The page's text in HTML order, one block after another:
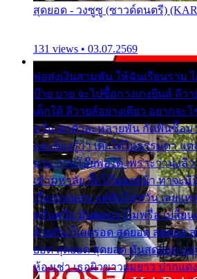
สุดยอด - วงซูซู (ซาวด์ดนตรี)
131 views • 03.07.2569
พ่อส่งเงินสามพัน ให้ฉันเรียนราม
บ๊าย บาย จะไปซื้อกางเกงยีนส์ ลีวา
เด็กใต้ ลีวายส์อย่างเดียว อยากจะ
หวั่น ตกตัวละหลายพัน กัดฟันซื้อมา
และต้องรู้ว่า เด็กใต้ไม่ธรรมดา แต่
ยวน กวนโอ๊ยพอได้ เพราะว่านุ่งลี
เข้ามหาลัย จิ๊กโก๊มองหน้า ท่าจะมี
เรื่องแน่นอน แต่ฉันไม่หวั่น เลยแ
พรั่นพรือ มันตอบว่าไม่พรื่อ เปลี่ยน
ด้วยกัน ก็เลยรอด สุดยอด สุดยอด
ยอด สุดยอด สุดยอด มันสุดยอด แ
ห้องเช่า เธอผิวขาวผมยาว ปากแด